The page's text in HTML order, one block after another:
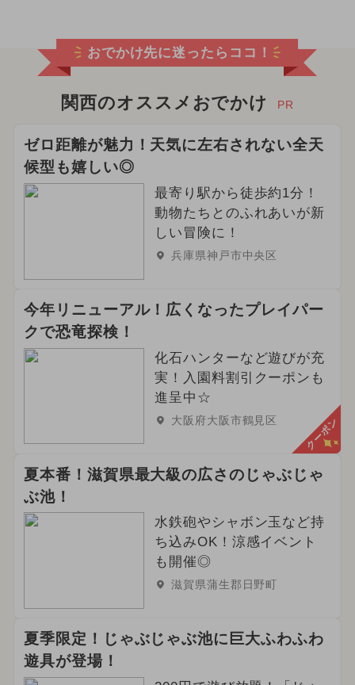
おでかけ先に迷ったらココ！
関西のオススメおでかけ PR
ゼロ距離が魅力！天気に左右されない全天
候型も嬉しい◎
最寄り駅から徒歩約1分！
動物たちとのふれあいが新
しい冒険に！
兵庫県神戸市中央区
今年リニューアル！広くなったプレイパー
クで恐竜探検！
化石ハンターなど遊びが充
実！入園料割引クーポンも
進呈中☆
大阪府大阪市鶴見区 クーポン
夏本番！滋賀県最大級の広さのじゃぶじゃ
ぶ池！
水鉄砲やシャボン玉など持
ち込みOK！涼感イベント
も開催◎
滋賀県蒲生郡日野町
夏季限定！じゃぶじゃぶ池に巨大ふわふわ
遊具が登場！